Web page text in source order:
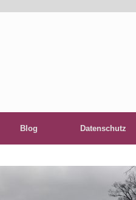
Blog Datenschutz